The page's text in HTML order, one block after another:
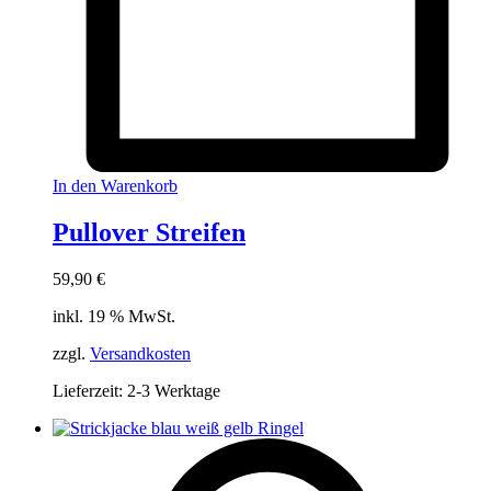
In den Warenkorb
Pullover Streifen
59,90 €
inkl. 19 % MwSt.
zzgl. Versandkosten
Lieferzeit: 2-3 Werktage